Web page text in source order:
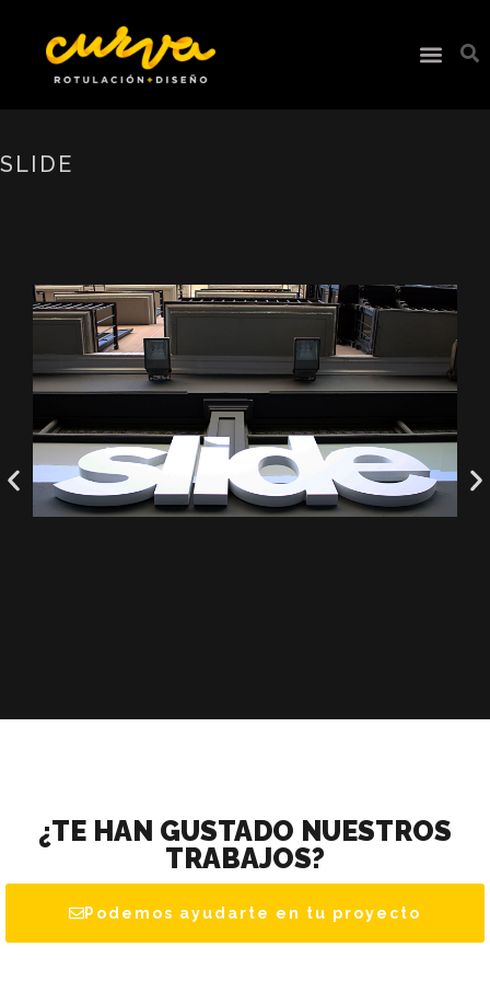
SLIDE
¿TE HAN GUSTADO NUESTROS
TRABAJOS?
Podemos ayudarte en tu proyecto